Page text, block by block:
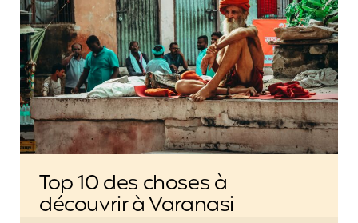
Top 10 des choses à
découvrir à Varanasi